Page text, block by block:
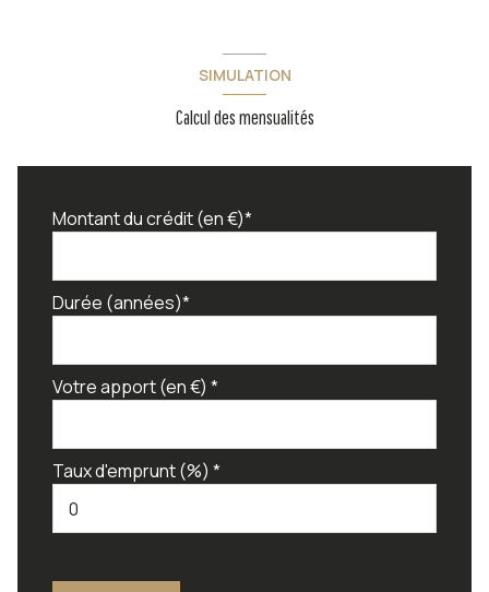
SIMULATION
Calcul des mensualités
Montant du crédit (en €)*
Durée (années)*
Votre apport (en €) *
Taux d'emprunt (%) *